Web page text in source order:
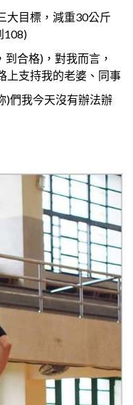
大目標，減重30公斤
108)
合格)，對我而言，
上支持我的老婆、同事
)們我今天沒有辦法辦